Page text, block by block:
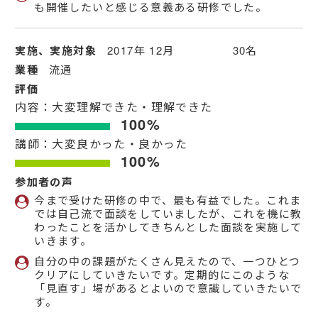
も開催したいと感じる意義ある研修でした。
実施、実施対象 2017年 12月 30名
業種 流通
評価
内容：大変理解できた・理解できた
100%
講師：大変良かった・良かった
100%
参加者の声
今まで受けた研修の中で、最も有益でした。これま
では自己流で面談をしていましたが、これを機に教
わったことを活かしてきちんとした面談を実施して
いきます。
自分の中の課題がたくさん見えたので、一つひとつ
クリアにしていきたいです。定期的にこのような
「見直す」場があるとよいので意識していきたいで
す。